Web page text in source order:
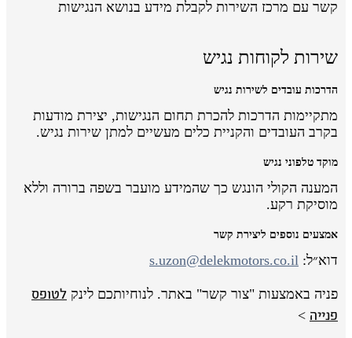
קשר עם מרכז השירות לקבלת מידע בנושא הנגישות
שירות לקוחות נגיש
הדרכות עובדים לשירות נגיש
מתקיימות הדרכות להכרת תחום הנגישות, יצירת מודעות
בקרב העובדים והקניית כלים מעשיים למתן שירות נגיש.
מוקד טלפוני נגיש
המענה הקולי הונגש כך שהמידע מועבר בשפה ברורה וללא
מוסיקת רקע.
אמצעים נוספים ליצירת קשר
דוא״ל: s.uzon@delekmotors.co.il
פניה באמצעות "צור קשר" באתר. לנוחיותכם לינק לטופס
פנייה >